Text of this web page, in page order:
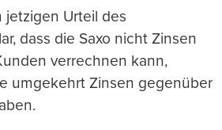
jetzigen Urteil des
dass die Saxo nicht Zinsen
verrechnen kann,
umgekehrt Zinsen gegenüber